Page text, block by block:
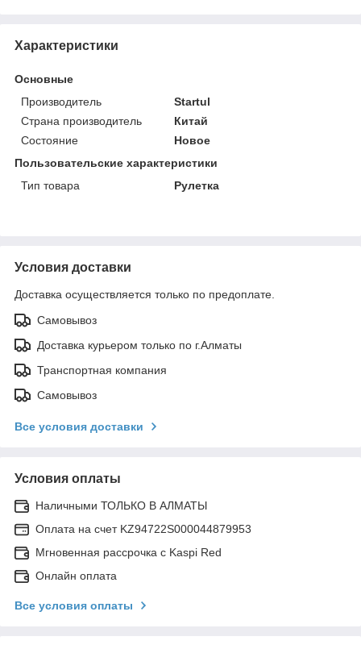
Характеристики
Основные
Производитель
Startul
Страна производитель
Китай
Состояние
Новое
Пользовательские характеристики
Тип товара
Рулетка
Условия доставки
Доставка осуществляется только по предоплате.
Самовывоз
Доставка курьером только по г.Алматы
Транспортная компания
Самовывоз
Все условия доставки
Условия оплаты
Наличными ТОЛЬКО В АЛМАТЫ
Оплата на счет KZ94722S000044879953
Мгновенная рассрочка с Kaspi Red
Онлайн оплата
Все условия оплаты